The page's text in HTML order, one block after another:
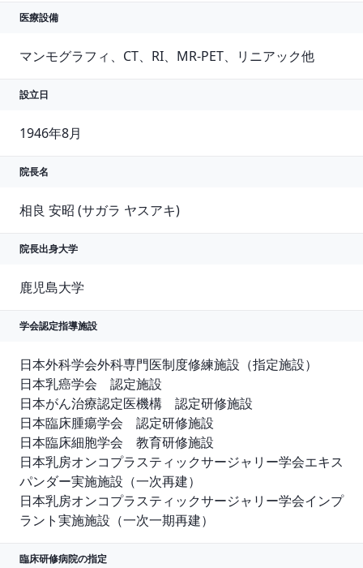
医療設備
マンモグラフィ、CT、RI、MR-PET、リニアック他
設立日
1946年8月
院長名
相良 安昭 (サガラ ヤスアキ)
院長出身大学
鹿児島大学
学会認定指導施設
日本外科学会外科専門医制度修練施設（指定施設）
日本乳癌学会　認定施設
日本がん治療認定医機構　認定研修施設
日本臨床腫瘍学会　認定研修施設
日本臨床細胞学会　教育研修施設
日本乳房オンコプラスティックサージャリー学会エキス
パンダー実施施設（一次再建）
日本乳房オンコプラスティックサージャリー学会インプ
ラント実施施設（一次一期再建）
臨床研修病院の指定